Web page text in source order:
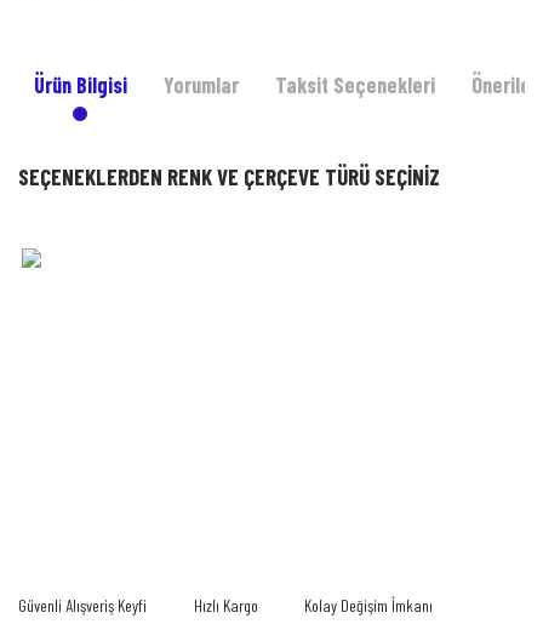
Ürün Bilgisi Yorumlar Taksit Seçenekleri
SEÇENEKLERDEN RENK VE ÇERÇEVE TÜRÜ SEÇİNİZ
Ürün açıklamasında eksik bilgiler bulunuyor.
Güvenli Alışveriş Keyfi Hızlı Kargo Kolay Değişim İmkanı